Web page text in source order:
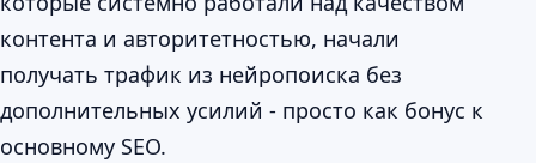
контента и авторитетностью, начали
получать трафик из нейропоиска без
дополнительных усилий - просто как бонус к
основному SEO.